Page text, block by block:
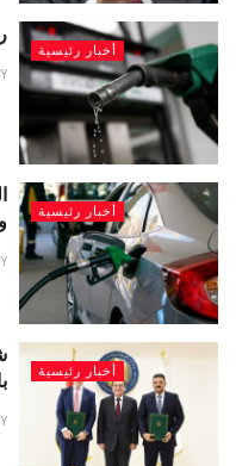
أخبار رئيسية
أخبار رئيسية
أخبار رئيسية